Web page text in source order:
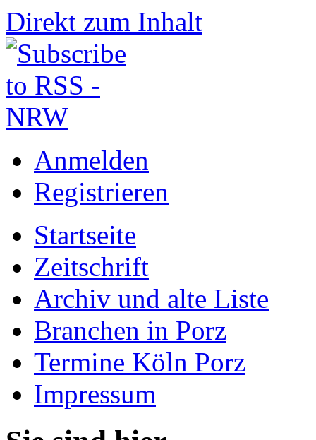
Direkt zum Inhalt
Anmelden
Registrieren
Startseite
Zeitschrift
Archiv und alte Liste
Branchen in Porz
Termine Köln Porz
Impressum